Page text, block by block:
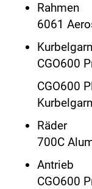
Rahmen
6061
CGO600
CGO600
Räder
700C
Antrieb
CGO600